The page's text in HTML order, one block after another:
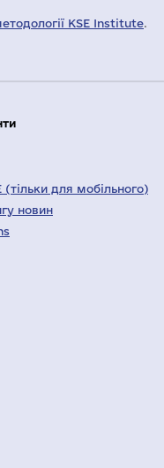
KSE Institute.
для мобільного)
новин